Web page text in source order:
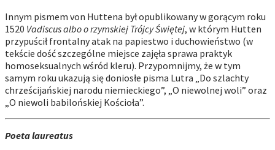
Innym pismem von Huttena był opublikowany w gorącym roku
1520 Vadiscus albo o rzymskiej Trójcy Świętej, w którym Hutten
przypuścił frontalny atak na papiestwo i duchowieństwo (w
tekście dość szczególne miejsce zajęła sprawa praktyk
homoseksualnych wśród kleru). Przypomnijmy, że w tym
samym roku ukazują się doniosłe pisma Lutra „Do szlachty
chrześcijańskiej narodu niemieckiego”, „O niewolnej woli” oraz
„O niewoli babilońskiej Kościoła”.
Poeta laureatus